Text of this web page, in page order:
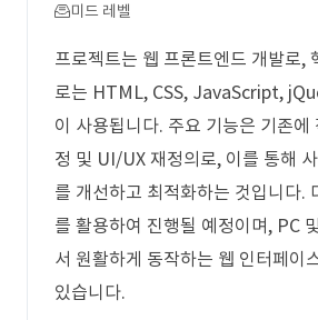
미드 레벨
프로젝트는 웹 프론트엔드 개발로,
로는 HTML, CSS, JavaScript,
이 사용됩니다. 주요 기능은 기존에
정 및 UI/UX 재정의로, 이를 통해
를 개선하고 최적화하는 것입니다.
를 활용하여 진행될 예정이며, PC
서 원활하게 동작하는 웹 인터페이
있습니다.